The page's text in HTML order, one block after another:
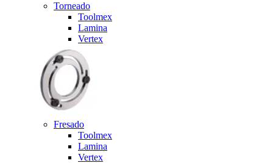
Torneado
Toolmex
Lamina
Vertex
Fresado
Toolmex
Lamina
Vertex